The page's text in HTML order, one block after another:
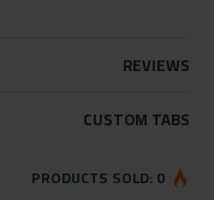
REVIEWS
CUSTOM TABS
PRODUCTS SOLD: 0